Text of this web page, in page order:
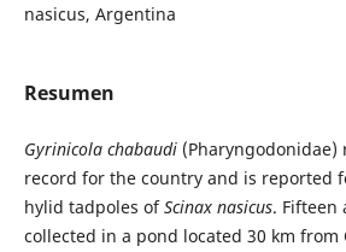
nasicus, Argentina
Resumen
Gyrinicola chabaudi(Pharyngodonidae)
record for the country and is reported
hylid tadpoles ofScinax nasicus. Fifteen
collected in a pond located 30 km from